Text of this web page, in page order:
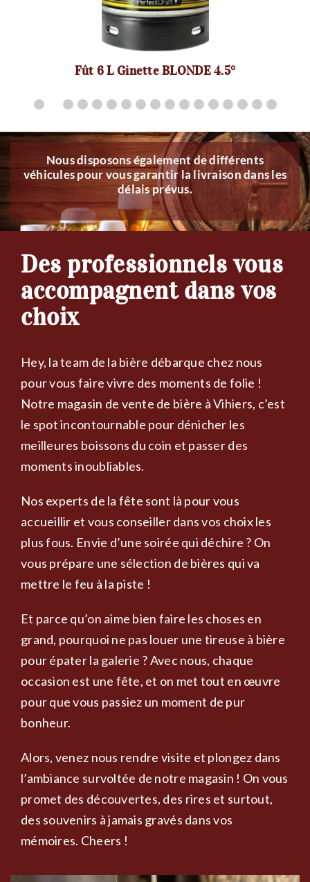
Fût 6 L Ginette BLONDE 4.5°
Nous disposons également de différents
véhicules pour vous garantir la livraison dans les
délais prévus.
Des professionnels vous
accompagnent dans vos
choix
Hey, la team de la bière débarque chez nous
pour vous faire vivre des moments de folie !
Notre magasin de vente de bière à Vihiers, c’est
le spot incontournable pour dénicher les
meilleures boissons du coin et passer des
moments inoubliables.
Nos experts de la fête sont là pour vous
accueillir et vous conseiller dans vos choix les
plus fous. Envie d’une soirée qui déchire ? On
vous prépare une sélection de bières qui va
mettre le feu à la piste !
Et parce qu’on aime bien faire les choses en
grand, pourquoi ne pas louer une tireuse à bière
pour épater la galerie ? Avec nous, chaque
occasion est une fête, et on met tout en œuvre
pour que vous passiez un moment de pur
bonheur.
Alors, venez nous rendre visite et plongez dans
l’ambiance survoltée de notre magasin ! On vous
promet des découvertes, des rires et surtout,
des souvenirs à jamais gravés dans vos
mémoires. Cheers !